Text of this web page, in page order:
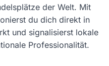
der Welt. Mit
du dich direkt in
und signalisierst lokale
Professionalität.